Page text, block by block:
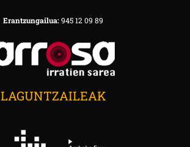
Erantzungailua:945 12 09 89
LAGUNTZAILEAK